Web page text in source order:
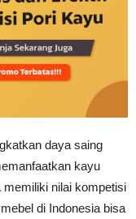
daya saing
kayu
memiliki nilai kompetisi
di Indonesia bisa